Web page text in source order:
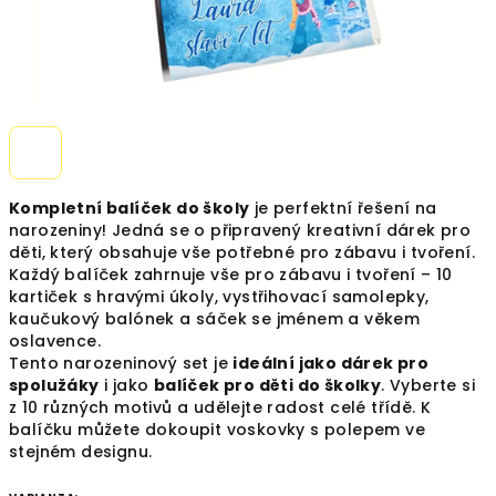
Kompletní balíček do školy je perfektní řešení na
narozeniny! Jedná se o připravený kreativní dárek pro
děti, který obsahuje vše potřebné pro zábavu i tvoření.
Každý balíček zahrnuje vše pro zábavu i tvoření – 10
kartiček s hravými úkoly, vystřihovací samolepky,
kaučukový balónek a sáček se jménem a věkem
oslavence.
Tento narozeninový set je ideální jako dárek pro
spolužáky i jako balíček pro děti do školky. Vyberte si
z 10 různých motivů a udělejte radost celé třídě. K
balíčku můžete dokoupit voskovky s polepem ve
stejném designu.